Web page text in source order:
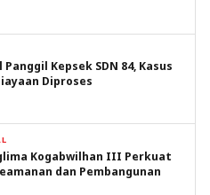
Kepsek SDN 84, Kasus
Diproses
Kogabwilhan III Perkuat
dan Pembangunan